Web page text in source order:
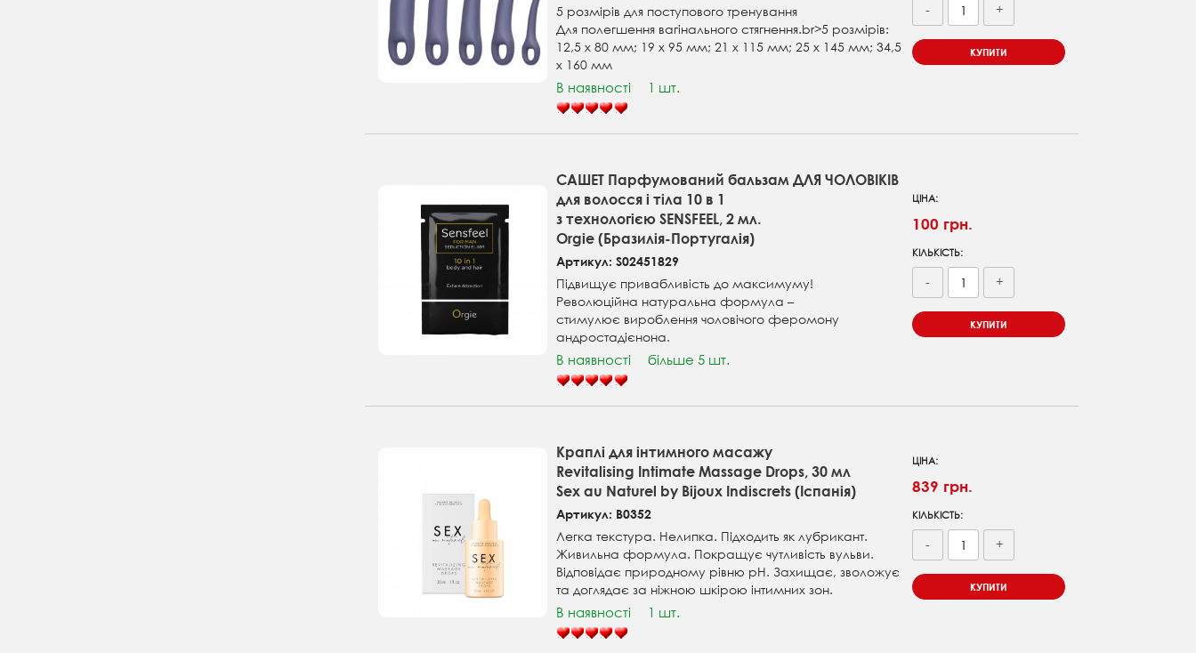
5 розмірів для поступового тренування
Для полегшення вагінального стягнення.br>5 розмірів:
12,5 x 80 мм; 19 x 95 мм; 21 x 115 мм; 25 x 145 мм; 34,5
x 160 мм
В наявності 1 шт.
- +
КУПИТИ
САШЕТ Парфумований бальзам ДЛЯ ЧОЛОВІКІВ
для волосся і тіла 10 в 1
з технологією SENSFEEL, 2 мл.
Orgie (Бразилія-Португалія)
Артикул: S02451829
Підвищує привабливість до максимуму!
Революційна натуральна формула –
стимулює вироблення чоловічого феромону
андростадієнона.
В наявності більше 5 шт.
ЦІНА:
100 грн.
КІЛЬКІСТЬ:
- +
КУПИТИ
Краплі для інтимного масажу
Revitalising Intimate Massage Drops, 30 мл
Sex au Naturel by Bijoux Indiscrets (Іспанія)
Артикул: B0352
Легка текстура. Нелипка. Підходить як лубрикант.
Живильна формула. Покращує чутливість вульви.
Відповідає природному рівню рН. Захищає, зволожує
та доглядає за ніжною шкірою інтимних зон.
В наявності 1 шт.
ЦІНА:
839 грн.
КІЛЬКІСТЬ:
- +
КУПИТИ